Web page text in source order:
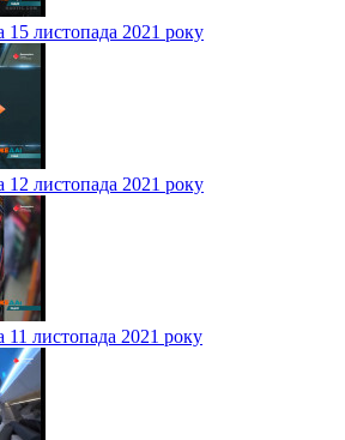
15 листопада 2021 року
12 листопада 2021 року
11 листопада 2021 року